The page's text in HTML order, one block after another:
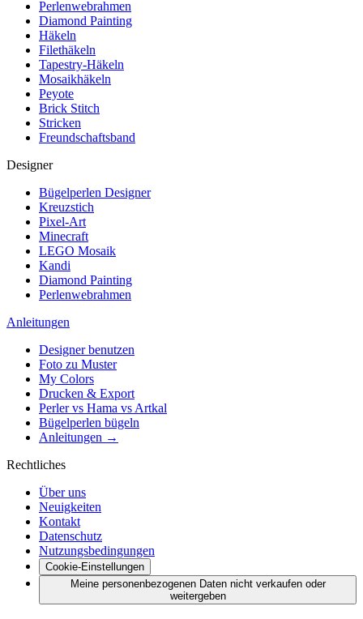
Perlenwebrahmen
Diamond Painting
Häkeln
Filethäkeln
Tapestry-Häkeln
Mosaikhäkeln
Peyote
Brick Stitch
Stricken
Freundschaftsband
Designer
Bügelperlen Designer
Kreuzstich
Pixel-Art
Minecraft
LEGO Mosaik
Kandi
Diamond Painting
Perlenwebrahmen
Anleitungen
Designer benutzen
Foto zu Muster
My Colors
Drucken & Export
Perler vs Hama vs Artkal
Bügelperlen bügeln
Anleitungen →
Rechtliches
Über uns
Neuigkeiten
Kontakt
Datenschutz
Nutzungsbedingungen
Cookie-Einstellungen
Meine personenbezogenen Daten nicht verkaufen oder
weitergeben